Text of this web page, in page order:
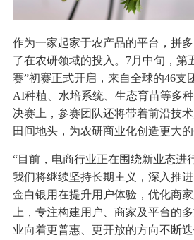
作为一家起家于农产品的平台，拼
了在农研领域的投入。7月中旬，第
赛”初赛正式开启，来自全球的46支
AI种植、水培系统、生态育苗等多
决赛上，参赛团队还将带着前沿技
田间地头，为农研商业化创造更大的
“目前，电商行业正在围绕新业态进
我们将继续坚持长期主义，深入推
金白银用在提升用户体验，优化商
上，专注构建用户、商家及平台的
业向着更普惠、更开放的方向不断